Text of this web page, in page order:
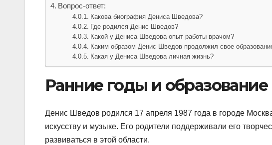
Вопрос-ответ:
Какова биография Дениса Шведова?
Где родился Денис Шведов?
Какой у Дениса Шведова опыт работы врачом?
Каким образом Денис Шведов продолжил свое
Какая у Дениса Шведова личная жизнь?
Ранние годы и образование
Денис Шведов родился 17 апреля 1987 года в городе
искусству и музыке. Его родители поддерживали его
развиваться в этой области.